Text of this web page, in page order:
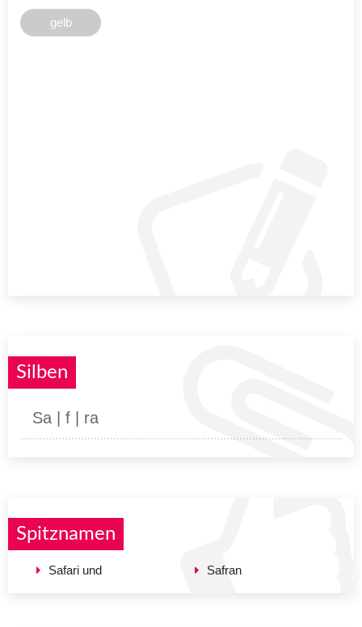
gelb
Silben
Sa | f | ra
Spitznamen
Safari und Safran